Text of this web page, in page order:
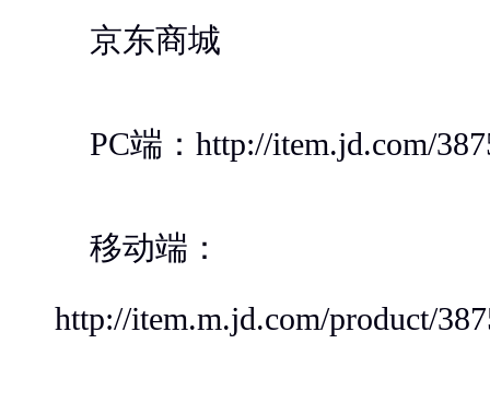
京东商城
PC端：http://item.jd.com/
移动端：
http://item.m.jd.com/product/